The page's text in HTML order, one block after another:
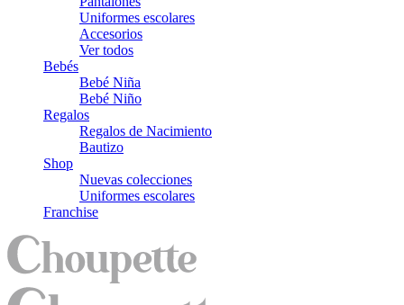
Uniformes escolares
Accesorios
Ver todos
Bebés
Bebé Niña
Bebé Niño
Regalos
Regalos de Nacimiento
Bautizo
Shop
Nuevas colecciones
Uniformes escolares
Franchise